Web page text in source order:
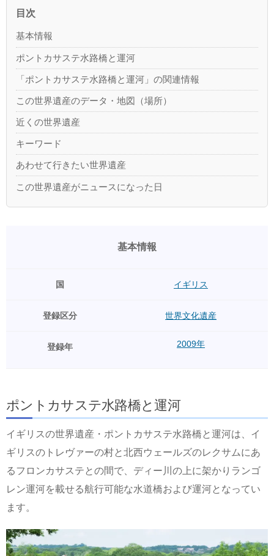
目次
基本情報
ポントカサステ水路橋と運河
「ポントカサステ水路橋と運河」の関連情報
この世界遺産のデータ・地図（場所）
近くの世界遺産
キーワード
あわせて行きたい世界遺産
この世界遺産がニュースになった日
基本情報
国 イギリス
登録区分 世界文化遺産
登録年 2009年
ポントカサステ水路橋と運河
イギリスの世界遺産・ポントカサステ水路橋と運河は、イ
ギリスのトレヴァーの村と北西ウェールズのレクサムにあ
るフロンカサステとの間で、ディー川の上に架かりランゴ
レン運河を載せる航行可能な水道橋および運河となってい
ます。